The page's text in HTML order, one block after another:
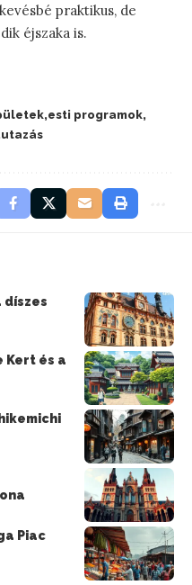
praktikus, de
éjszaka is.
esti programok
utazás
díszes
Kert és a
Piac